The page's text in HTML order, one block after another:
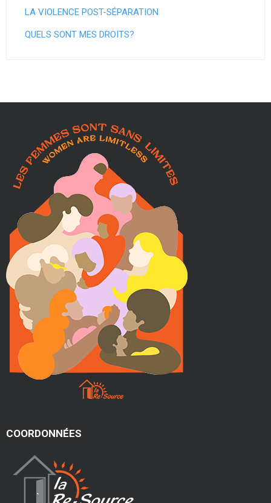
LA VIOLENCE POST-SÉPARATION
QUELS SONT MES DROITS?
COORDONNÉES